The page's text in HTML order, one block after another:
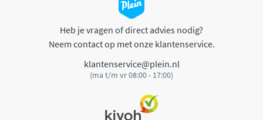
Heb je vragen of direct advies nodig?
Neem contact op met onze klantenservice.
klantenservice@plein.nl
(ma t/m vr 08:00 - 17:00)